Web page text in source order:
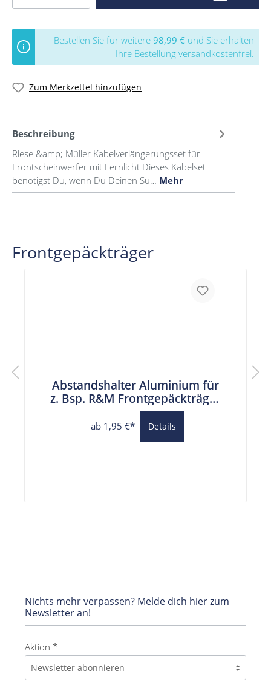
Bestellen Sie für weitere 98,99 € und Sie erhalten
Ihre Bestellung versandkostenfrei.
Zum Merkzettel hinzufügen
Beschreibung
Riese &amp; Müller Kabelverlängerungsset für
Frontscheinwerfer mit Fernlicht Dieses Kabelset
benötigst Du, wenn Du Deinen Su… Mehr
Frontgepäckträger
Abstandshalter Aluminium für
z. Bsp. R&M Frontgepäckträger
6,2 mm Bohrung
ab 1,95 €* Details
Nichts mehr verpassen? Melde dich hier zum
Newsletter an!
Aktion *